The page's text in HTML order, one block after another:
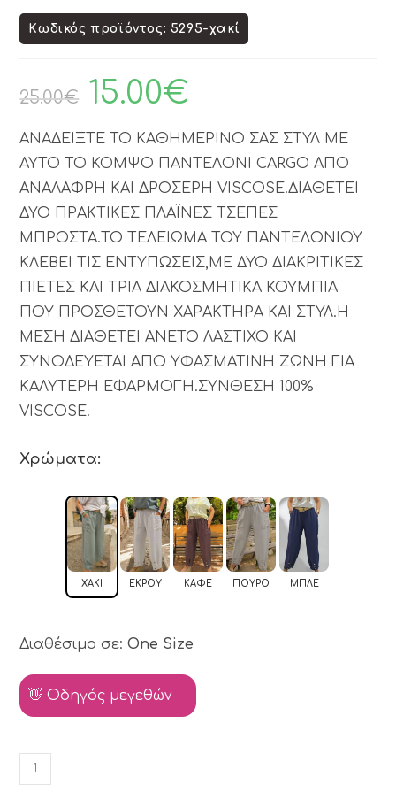
Κωδικός προϊόντος: 5295-χακί
25.00€ 15.00€
ΑΝΑΔΕΙΞΤΕ ΤΟ ΚΑΘΗΜΕΡΙΝΟ ΣΑΣ ΣΤΥΛ ΜΕ
ΑΥΤΟ ΤΟ ΚΟΜΨΟ ΠΑΝΤΕΛΟΝΙ CARGO ΑΠΟ
ΑΝΑΛΑΦΡΗ ΚΑΙ ΔΡΟΣΕΡΗ VISCOSE.ΔΙΑΘΕΤΕΙ
ΔΥΟ ΠΡΑΚΤΙΚΕΣ ΠΛΑΪΝΕΣ ΤΣΕΠΕΣ
ΜΠΡΟΣΤΑ.ΤΟ ΤΕΛΕΙΩΜΑ ΤΟΥ ΠΑΝΤΕΛΟΝΙΟΥ
ΚΛΕΒΕΙ ΤΙΣ ΕΝΤΥΠΩΣΕΙΣ,ΜΕ ΔΥΟ ΔΙΑΚΡΙΤΙΚΕΣ
ΠΙΕΤΕΣ ΚΑΙ ΤΡΙΑ ΔΙΑΚΟΣΜΗΤΙΚΑ ΚΟΥΜΠΙΑ
ΠΟΥ ΠΡΟΣΘΕΤΟΥΝ ΧΑΡΑΚΤΗΡΑ ΚΑΙ ΣΤΥΛ.Η
ΜΕΣΗ ΔΙΑΘΕΤΕΙ ΑΝΕΤΟ ΛΑΣΤΙΧΟ ΚΑΙ
ΣΥΝΟΔΕΥΕΤΑΙ ΑΠΟ ΥΦΑΣΜΑΤΙΝΗ ΖΩΝΗ ΓΙΑ
ΚΑΛΥΤΕΡΗ ΕΦΑΡΜΟΓΗ.ΣΥΝΘΕΣΗ 100%
VISCOSE.
Χρώματα:
ΧΑΚΊ ΕΚΡΟΎ ΚΑΦΈ ΠΟΎΡΟ ΜΠΛΕ
Διαθέσιμο σε:One Size
👋 Οδηγός μεγεθών